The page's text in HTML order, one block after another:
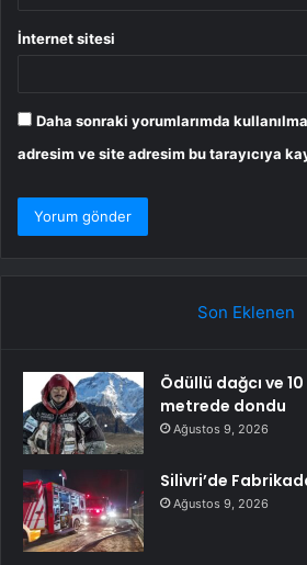
İnternet sitesi
Daha sonraki yorumlarımda
adresim ve site adresim bu tarayıcıya
Son Eklenen
Ödüllü dağcı ve
metrede dondu
Ağustos 9, 2026
Silivri’de
Ağustos 9, 2026